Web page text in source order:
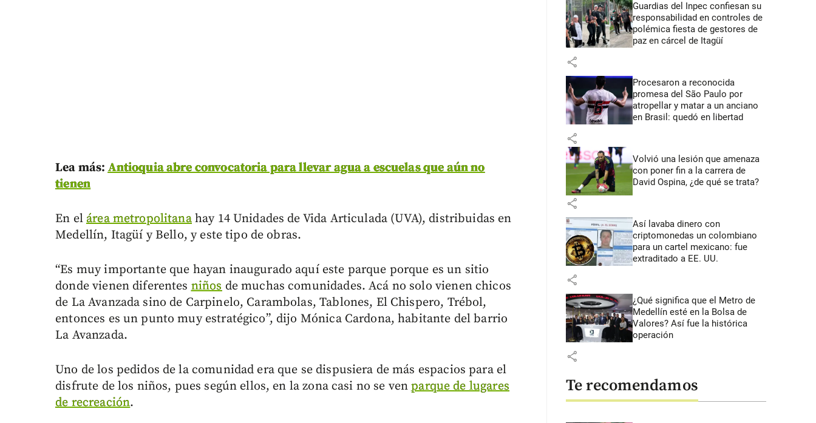
Lea más:Antioquia abre convocatoria para llevar agua a escuelas que aún no
tienen
En elárea metropolitanahay 14 Unidades de Vida Articulada (UVA), distribuidas en
Medellín, Itagüí y Bello, y este tipo de obras.
“Es muy importante que hayan inaugurado aquí este parque porque es un sitio
donde vienen diferentesniñosde muchas comunidades. Acá no solo vienen chicos
de La Avanzada sino de Carpinelo, Carambolas, Tablones, El Chispero, Trébol,
entonces es un punto muy estratégico”, dijo Mónica Cardona, habitante del barrio
La Avanzada.
Uno de los pedidos de la comunidad era que se dispusiera de más espacios para el
disfrute de los niños, pues según ellos, en la zona casi no se venparque de lugares
de recreación.
Guardias del Inpec confiesan su
responsabilidad en controles de
polémica fiesta de gestores de
paz en cárcel de Itagüí
share
Procesaron a reconocida
promesa del São Paulo por
atropellar y matar a un anciano
en Brasil: quedó en libertad
share
Volvió una lesión que amenaza
con poner fin a la carrera de
David Ospina, ¿de qué se trata?
share
Así lavaba dinero con
criptomonedas un colombiano
para un cartel mexicano: fue
extraditado a EE. UU.
share
¿Qué significa que el Metro de
Medellín esté en la Bolsa de
Valores? Así fue la histórica
operación
share
Te recomendamos